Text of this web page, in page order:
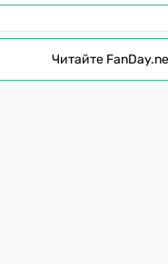
Читайте